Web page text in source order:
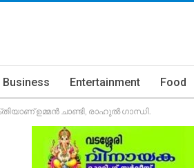
Business Entertainment Food
ഉമ്മൻ ചാണ്ടി, രാഹുൽ ഗാന്ധി.